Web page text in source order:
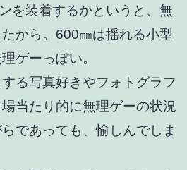
を装着するかというと、無
から。600㎜は揺れる小型
ゲーっぽい。
る写真好きやフォトグラフ
当たり的に無理ゲーの状況
であっても、愉しんでしま